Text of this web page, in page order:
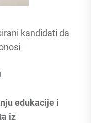
kandidati da
edukacije i
iz